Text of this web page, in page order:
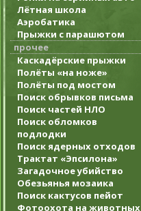
Лётная школа
Аэробатика
Прыжки с парашютом
прочее
Каскадёрские прыжки
Полёты «на ноже»
Полёты под мостом
Поиск обрывков письма
Поиск частей НЛО
Поиск обломков
подлодки
Поиск ядерных отходов
Трактат «Эпсилона»
Загадочное убийство
Обезьянья мозаика
Поиск кактусов пейот
Фотоохота на животных